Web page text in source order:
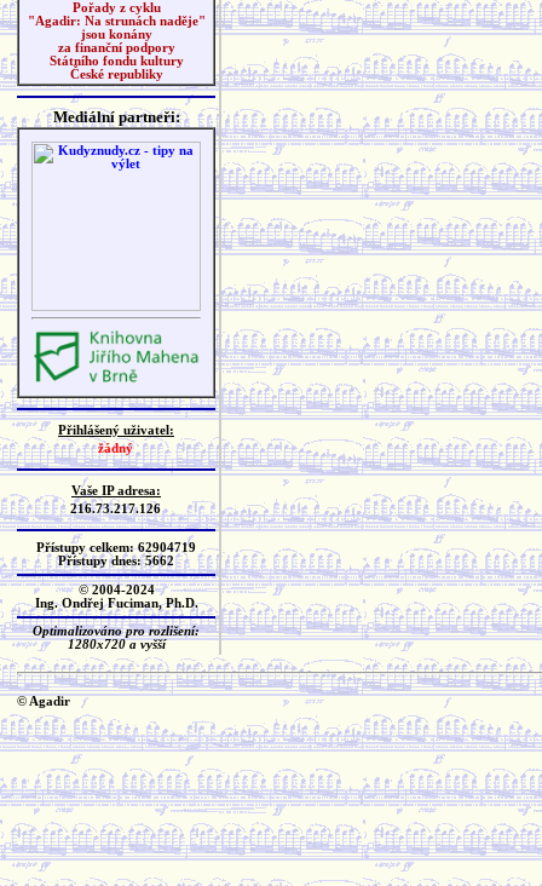
Pořady z cyklu
"Agadir: Na strunách naděje"
jsou konány
za finanční podpory
Státního fondu kultury
České republiky
Mediální partneři:
Přihlášený uživatel:
žádný
Vaše IP adresa:
216.73.217.126
Přístupy celkem: 62904719
Přístupy dnes: 5662
© 2004-2024
Ing. Ondřej Fuciman, Ph.D.
Optimalizováno pro rozlišení:
1280x720 a vyšší
© Agadir